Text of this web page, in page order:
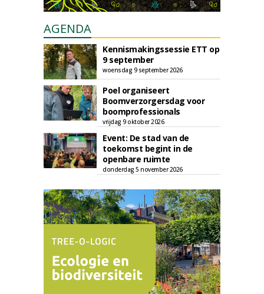
AGENDA
Kennismakingssessie ETT op
9 september
woensdag 9 september 2026
Poel organiseert
Boomverzorgersdag voor
boomprofessionals
vrijdag 9 oktober 2026
Event: De stad van de
toekomst begint in de
openbare ruimte
donderdag 5 november 2026